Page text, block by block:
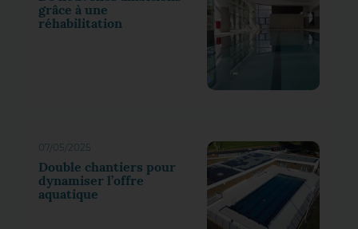
public début juin.
grâce à une
réhabilitation
07/05/2025
Double chantiers pour
dynamiser l’offre
aquatique